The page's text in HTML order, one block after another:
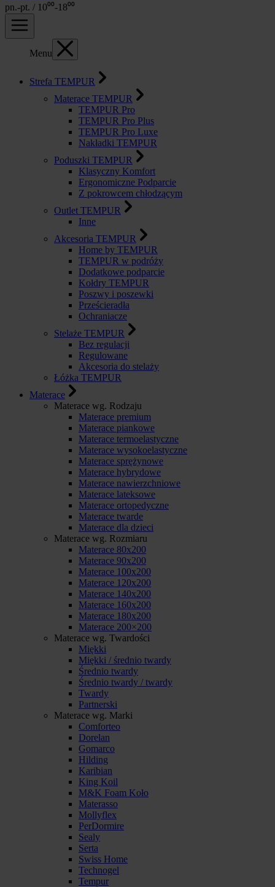
pn.-pt. / 10⁰⁰-18⁰⁰
Menu
Strefa TEMPUR
Materace TEMPUR
TEMPUR Pro
TEMPUR Pro Plus
TEMPUR Pro Luxe
Nakładki TEMPUR
Poduszki TEMPUR
Klasyczny Komfort
Ergonomiczne Podparcie
Z pokrowcem chłodzącym
Outlet TEMPUR
Inne
Akcesoria TEMPUR
Home by TEMPUR
TEMPUR w podróży
Dodatkowe podparcie
Kołdry TEMPUR
Poszwy i poszewki
Prześcieradła
Ochraniacze
Stelaże TEMPUR
Bez regulacji
Regulowane
Akcesoria do stelaży
Łóżka TEMPUR
Materace
Materace wg. Rodzaju
Materace premium
Materace piankowe
Materace termoelastyczne
Materace wysokoelastyczne
Materace sprężynowe
Materace hybrydowe
Materace nawierzchniowe
Materace lateksowe
Materace ortopedyczne
Materace twarde
Materace dla dzieci
Materace wg. Rozmiaru
Materace 80x200
Materace 90x200
Materace 100x200
Materace 120x200
Materace 140x200
Materace 160x200
Materace 180x200
Materace 200×200
Materace wg. Twardości
Miękki
Miękki / średnio twardy
Średnio twardy
Średnio twardy / twardy
Twardy
Partnerski
Materace wg. Marki
Comforteo
Dorelan
Gomarco
Hilding
Karibian
King Koil
M&K Foam Koło
Materasso
Mollyflex
PerDormire
Sealy
Serta
Swiss Home
Technogel
Tempur